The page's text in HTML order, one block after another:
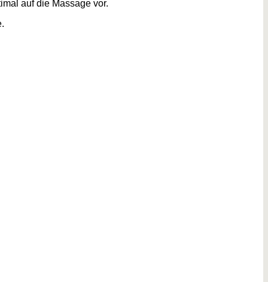
auf die Massage vor.